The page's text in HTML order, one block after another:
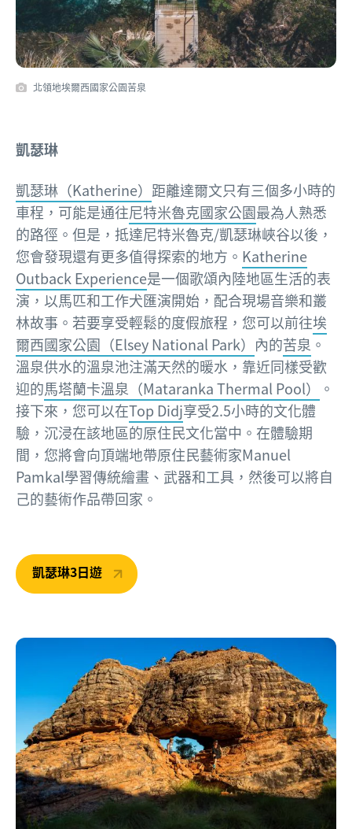
北領地埃爾西國家公園苦泉
凱瑟琳
凱瑟琳（Katherine） 距離達爾文只有三個多小時的
車程，可能是通往尼特米魯克國家公園最為人熟悉
的路徑。但是，抵達尼特米魯克/凱瑟琳峽谷以後，
您會發現還有更多值得探索的地方。 Katherine
Outback Experience是一個歌頌內陸地區生活的表
演，以馬匹和工作犬匯演開始，配合現場音樂和叢
林故事。若要享受輕鬆的度假旅程，您可以前往埃
爾西國家公園（Elsey National Park） 內的苦泉 。
溫泉供水的溫泉池注滿天然的暖水，靠近同樣受歡
迎的馬塔蘭卡溫泉（Mataranka Thermal Pool）
。
接下來，您可以在Top Didj享受2.5小時的文化體
驗，沉浸在該地區的原住民文化當中。在體驗期
間，您將會向頂端地帶原住民藝術家Manuel
Pamkal學習傳統繪畫、武器和工具，然後可以將自
己的藝術作品帶回家。
凱瑟琳3日遊